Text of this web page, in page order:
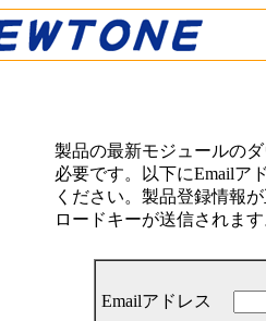
製品の最新モジュールの
必要です。以下にEmailア
ください。製品登録情報
ロードキーが送信されま
Emailアドレス